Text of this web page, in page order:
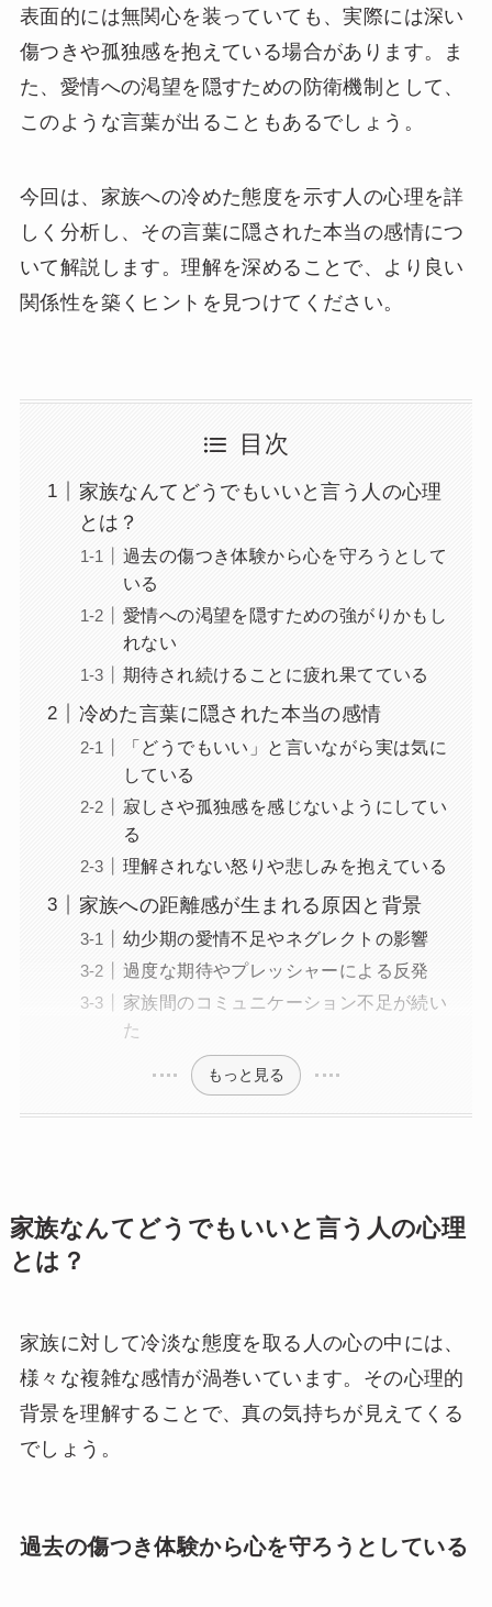
表面的には無関心を装っていても、実際には深い
傷つきや孤独感を抱えている場合があります。ま
た、愛情への渇望を隠すための防衛機制として、
このような言葉が出ることもあるでしょう。
今回は、家族への冷めた態度を示す人の心理を詳
しく分析し、その言葉に隠された本当の感情につ
いて解説します。理解を深めることで、より良い
関係性を築くヒントを見つけてください。
目次
家族なんてどうでもいいと言う人の心理
とは？
過去の傷つき体験から心を守ろうとして
いる
愛情への渇望を隠すための強がりかもし
れない
期待され続けることに疲れ果てている
冷めた言葉に隠された本当の感情
「どうでもいい」と言いながら実は気に
している
寂しさや孤独感を感じないようにしてい
る
理解されない怒りや悲しみを抱えている
家族への距離感が生まれる原因と背景
幼少期の愛情不足やネグレクトの影響
過度な期待やプレッシャーによる反発
家族間のコミュニケーション不足が続い
た
もっと見る
家族なんてどうでもいいと言う人の心理
とは？
家族に対して冷淡な態度を取る人の心の中には、
様々な複雑な感情が渦巻いています。その心理的
背景を理解することで、真の気持ちが見えてくる
でしょう。
過去の傷つき体験から心を守ろうとしている